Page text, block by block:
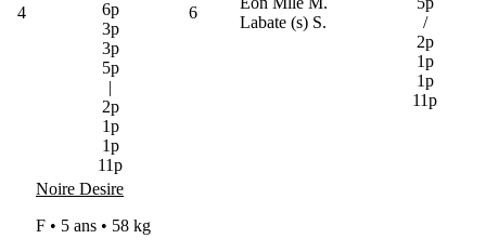
4
6p
3p
3p
5p
|
2p
1p
1p
11p
6
Labate (s) S.
/
2p
1p
1p
11p
Noire Desire
F • 5 ans • 58 kg